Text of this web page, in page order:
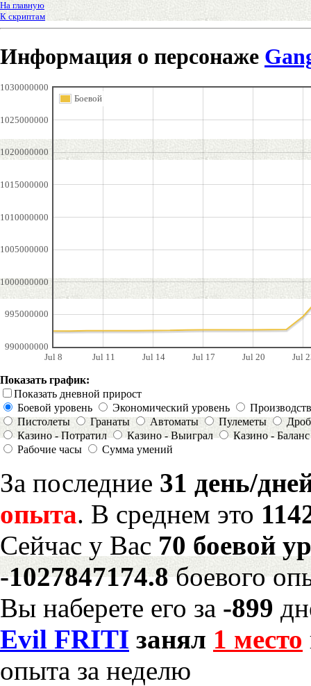
На главную
К скриптам
Информация о персонаже
Jul 8 Jul 11 Jul 14 Jul 17 Jul 20 Jul
990000000
995000000
1000000000
1005000000
1010000000
1015000000
1020000000
1025000000
1030000000
Боевой
Показать график:
Показать дневной прирост
Боевой уровень
Экономический уровень
Пистолеты
Гранаты Автоматы Пулеметы
Казино - Потратил
Казино - Выиграл
Казино - Баланс
Рабочие часы
Сумма умений
За последние 31 день/
опыта. В среднем это
Сейчас у Вас 70 боевой
-1027847174.8боевого
Вы наберете его за -899
Evil FRITI занял 1 место
опыта за неделю